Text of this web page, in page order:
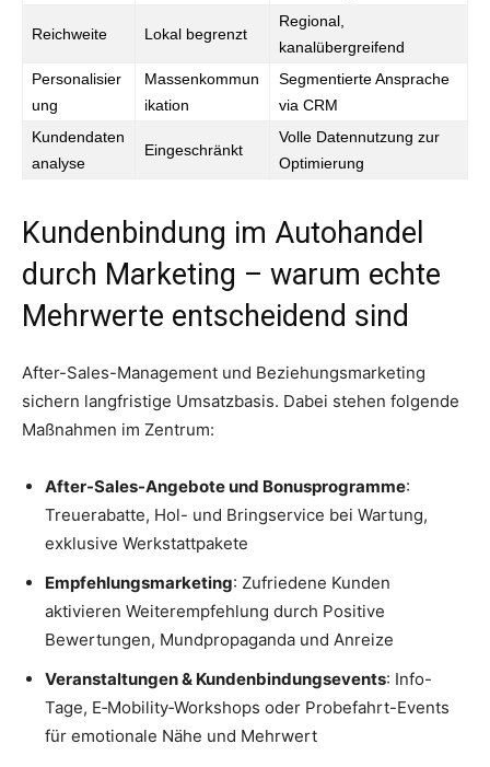
Reichweite Lokal begrenzt
Regional,
kanalübergreifend
Personalisier
ung
Massenkommun
ikation
Segmentierte Ansprache
via CRM
Kundendaten
analyse
Eingeschränkt
Volle Datennutzung zur
Optimierung
Kundenbindung im Autohandel
durch Marketing – warum echte
Mehrwerte entscheidend sind
After-Sales-Management und Beziehungsmarketing
sichern langfristige Umsatzbasis. Dabei stehen folgende
Maßnahmen im Zentrum:
After-Sales-Angebote und Bonusprogramme:
Treuerabatte, Hol- und Bringservice bei Wartung,
exklusive Werkstattpakete
Empfehlungsmarketing: Zufriedene Kunden
aktivieren Weiterempfehlung durch Positive
Bewertungen, Mundpropaganda und Anreize
Veranstaltungen & Kundenbindungsevents: Info-
Tage, E‑Mobility‑Workshops oder Probefahrt-Events
für emotionale Nähe und Mehrwert